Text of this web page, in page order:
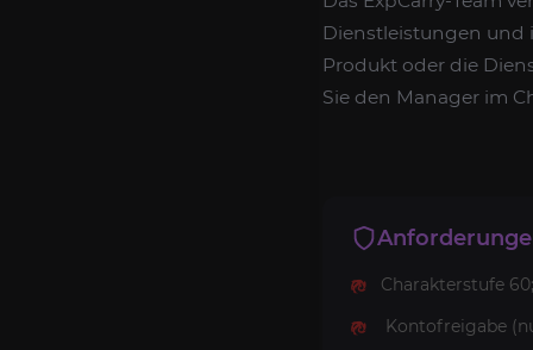
Dienstleistungen und
Produkt oder die
Sie den Manager im
Charakterstufe 60;
Kontofreigabe